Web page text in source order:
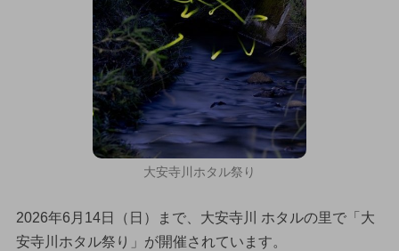
大安寺川ホタル祭り
2026年6月14日（日）まで、大安寺川 ホタルの里で「大
安寺川ホタル祭り」が開催されています。